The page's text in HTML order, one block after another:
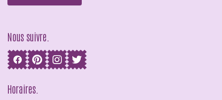
Nous suivre.
Horaires.